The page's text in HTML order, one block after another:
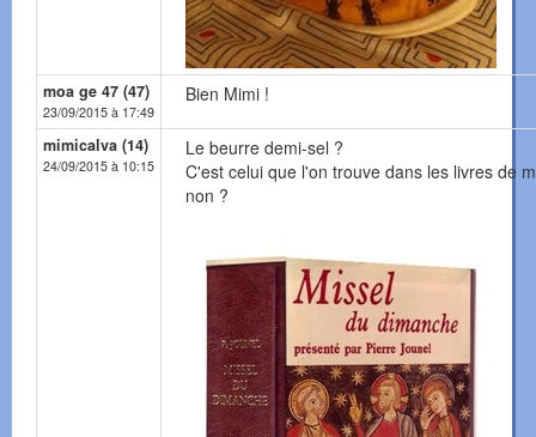
moa ge 47 (47)
23/09/2015 à 17:49
Bien Mimi !
mimicalva (14)
24/09/2015 à 10:15
Le beurre demi-sel ?
C'est celui que l'on trouve dans les livres de
non ?